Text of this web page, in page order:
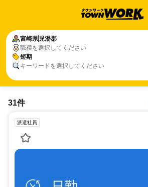
宮崎県 児湯郡
職種を選択してください
短期
キーワードを選択してください
31件
派遣社員